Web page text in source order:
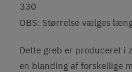
330
OBS: Størrelse vælges
Dette greb er produceret i
en blanding af forskellige